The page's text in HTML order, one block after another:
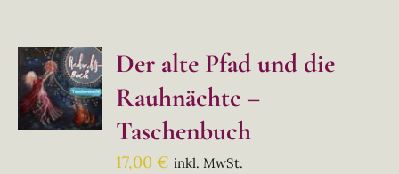
Der alte Pfad und die
Rauhnächte –
Taschenbuch
17,00€ inkl. MwSt.